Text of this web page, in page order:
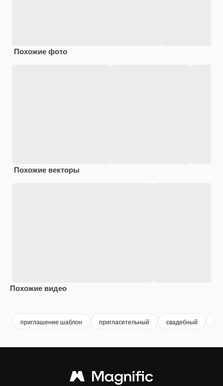
Похожие фото
Похожие векторы
Похожие видео
приглашение шаблон пригласительный свадебный